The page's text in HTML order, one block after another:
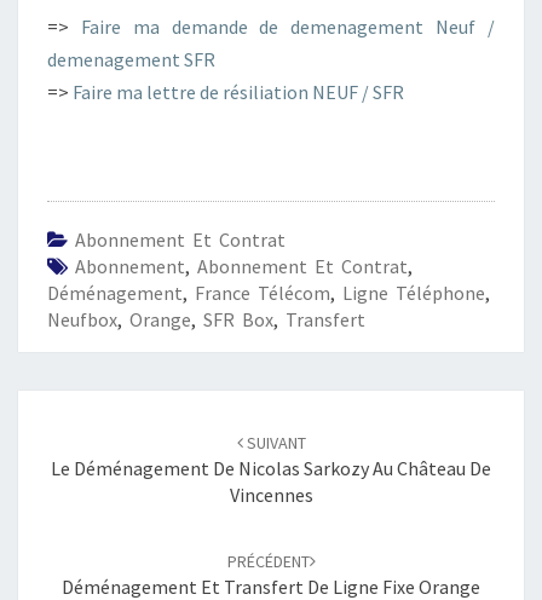
=> Faire ma demande de demenagement Neuf /
demenagement SFR
=> Faire ma lettre de résiliation NEUF / SFR
Abonnement Et Contrat
Abonnement, Abonnement Et Contrat,
Déménagement, France Télécom, Ligne Téléphone,
Neufbox, Orange, SFR Box, Transfert
SUIVANT
Le Déménagement De Nicolas Sarkozy Au Château De
Vincennes
PRÉCÉDENT
Déménagement Et Transfert De Ligne Fixe Orange